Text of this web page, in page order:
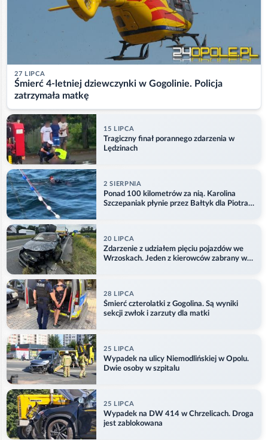
27 LIPCA
Śmierć 4-letniej dziewczynki w Gogolinie. Policja
zatrzymała matkę
15 LIPCA
Tragiczny finał porannego zdarzenia w
Lędzinach
2 SIERPNIA
Ponad 100 kilometrów za nią. Karolina
Szczepaniak płynie przez Bałtyk dla Piotra.
20 LIPCA
Zdarzenie z udziałem pięciu pojazdów we
Wrzoskach. Jeden z kierowców zabrany w
28 LIPCA
Śmierć czterolatki z Gogolina. Są wyniki
sekcji zwłok i zarzuty dla matki
25 LIPCA
Wypadek na ulicy Niemodlińskiej w Opolu.
Dwie osoby w szpitalu
25 LIPCA
Wypadek na DW 414 w Chrzelicach. Droga
jest zablokowana